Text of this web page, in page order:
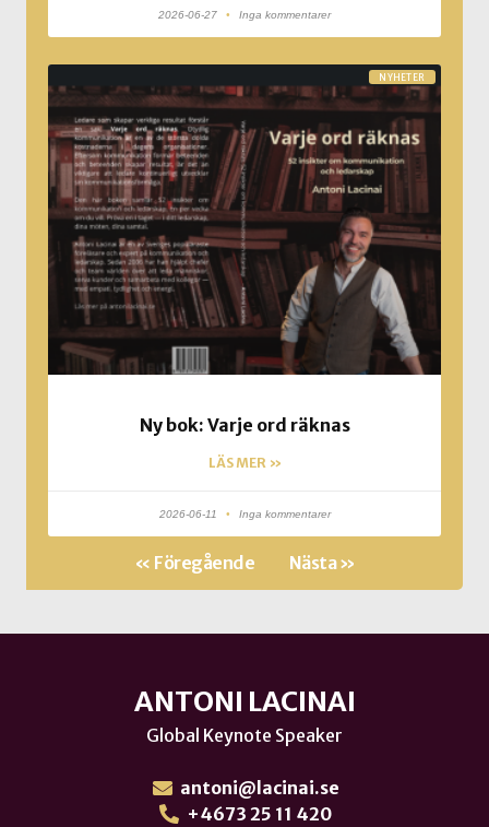
2026-06-27 Inga kommentarer
NYHETER
Ny bok: Varje ord räknas
LÄS MER »
2026-06-11 Inga kommentarer
« Föregående Nästa »
ANTONI LACINAI
Global Keynote Speaker
antoni@lacinai.se
+4673 25 11 420